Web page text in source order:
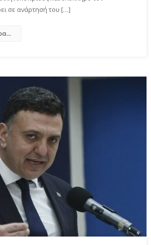
σε ανάρτησή του […]